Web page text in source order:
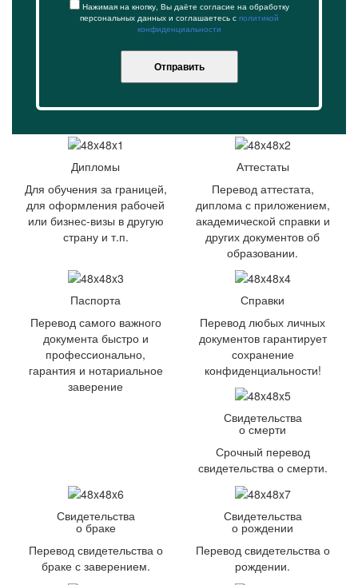
Нажимая на кнопку, Вы даёте согласие на обработку
персональных данных и соглашаетесь с политикой
конфиденциальности
Отправить
Дипломы
Для обучения за границей,
для оформления рабочей
или бизнес-визы в другую
страну и т.п.
Аттестаты
Перевод аттестата,
диплома с приложением,
академической справки и
других документов об
образовании.
Паспорта
Перевод самого важного
документа быстро и
профессионально,
гарантия и нотариальное
заверение
Справки
Перевод любых личных
документов гарантирует
сохранение
конфиденциальности!
Свидетельства
о смерти
Срочный перевод
свидетельства о смерти.
Свидетельства
о браке
Перевод свидетельства о
браке с заверением.
Свидетельства
о рождении
Перевод свидетельства о
рождении.